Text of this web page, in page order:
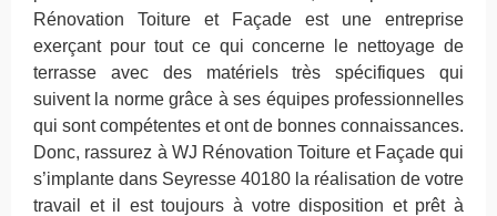
Rénovation Toiture et Façade est une entreprise
exerçant pour tout ce qui concerne le nettoyage de
terrasse avec des matériels très spécifiques qui
suivent la norme grâce à ses équipes professionnelles
qui sont compétentes et ont de bonnes connaissances.
Donc, rassurez à WJ Rénovation Toiture et Façade qui
s’implante dans Seyresse 40180 la réalisation de votre
travail et il est toujours à votre disposition et prêt à